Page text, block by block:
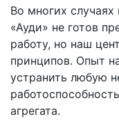
Во многих
«Ауди» не готов
работу, но наш
принципов. Опыт
устранить любую
агрегата.